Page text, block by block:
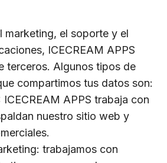
marketing, el soporte y el
ICECREAM APPS
terceros. Algunos tipos de
compartimos tus datos son:
APPS trabaja con
nuestro sitio web y
trabajamos con